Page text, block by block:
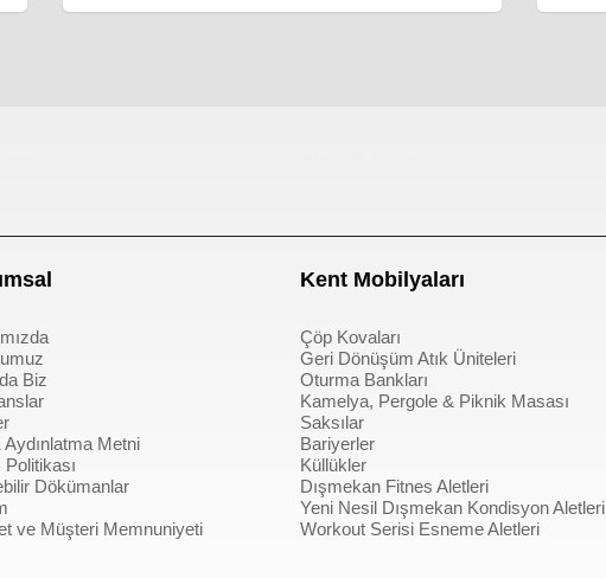
Biz
Aydınlatma Metni
Dökümanlar
ve Müşteri Memnuniyeti
Kent Mobilyaları
Çöp Kovaları
Geri Dönüşüm Atık Üniteleri
Oturma Bankları
Kamelya, Pergole & Piknik Masası
Saksılar
Bariyerler
Küllükler
Dışmekan Fitnes Aletleri
Yeni Nesil Dışmekan Kondisyon Aletleri
Workout Serisi Esneme Aletleri